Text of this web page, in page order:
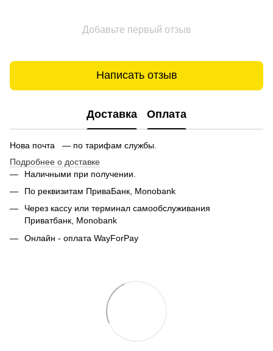
Добавьте первый отзыв
Написать отзыв
Доставка Оплата
Нова почта — по тарифам службы.
Подробнее о доставке
Наличными при получении.
По реквизитам ПриваБанк, Monobank
Через кассу или терминал самообслуживания
Приватбанк, Monobank
Онлайн - оплата WayForPay